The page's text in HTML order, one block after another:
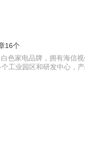
16个
色家电品牌，拥有海信
工业园区和研发中心，产